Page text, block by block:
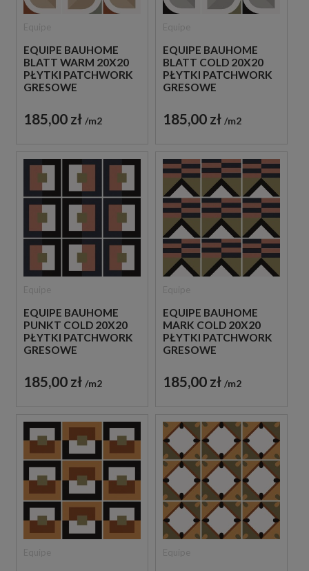
EQUIPE BAUHOME
BLATT WARM 20X20
PŁYTKI PATCHWORK
GRESOWE
185,00 zł m2
EQUIPE BAUHOME
BLATT COLD 20X20
PŁYTKI PATCHWORK
GRESOWE
185,00 zł m2
EQUIPE BAUHOME
PUNKT COLD 20X20
PŁYTKI PATCHWORK
GRESOWE
185,00 zł m2
EQUIPE BAUHOME
MARK COLD 20X20
PŁYTKI PATCHWORK
GRESOWE
185,00 zł m2